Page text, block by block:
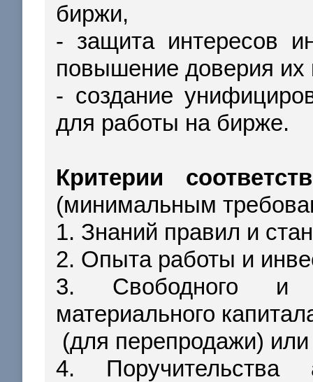
биржи,
- защита интересов
повышение доверия их
- создание
для работы на бирже.
Критерии
(минимальным
1. Знаний правил и
2. Опыта работы и
3. Свободного и
материального
(для перепродажи) или
4. Поручительства